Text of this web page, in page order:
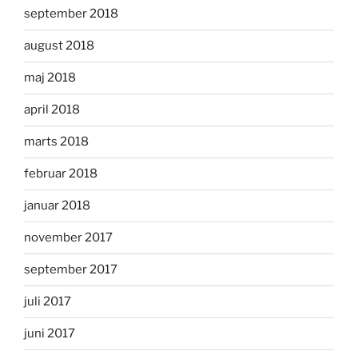
september 2018
august 2018
maj 2018
april 2018
marts 2018
februar 2018
januar 2018
november 2017
september 2017
juli 2017
juni 2017